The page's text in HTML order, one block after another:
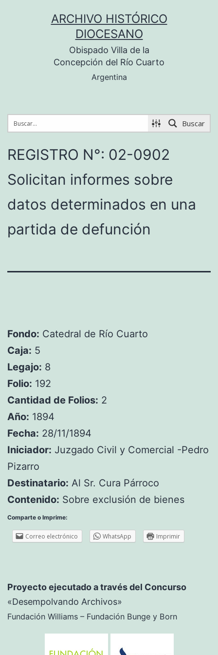
ARCHIVO HISTÓRICO
DIOCESANO
Obispado Villa de la
Concepción del Río Cuarto
Argentina
Buscar
REGISTRO N°: 02-0902
Solicitan informes sobre
datos determinados en una
partida de defunción
Fondo: Catedral de Río Cuarto
Caja: 5
Legajo: 8
Folio: 192
Cantidad de Folios: 2
Año: 1894
Fecha: 28/11/1894
Iniciador: Juzgado Civil y Comercial -Pedro
Pizarro
Destinatario: Al Sr. Cura Párroco
Contenido: Sobre exclusión de bienes
Comparte o Imprime:
Correo electrónico WhatsApp Imprimir
Proyecto ejecutado a través del Concurso
«Desempolvando Archivos»
Fundación Williams – Fundación Bunge y Born